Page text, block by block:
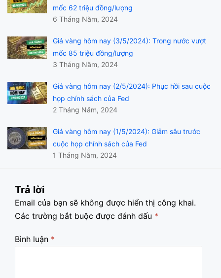
mốc 62 triệu đồng/lượng
6 Tháng Năm, 2024
Giá vàng hôm nay (3/5/2024): Trong nước vượt
mốc 85 triệu đồng/lượng
3 Tháng Năm, 2024
Giá vàng hôm nay (2/5/2024): Phục hồi sau cuộc
họp chính sách của Fed
2 Tháng Năm, 2024
Giá vàng hôm nay (1/5/2024): Giảm sâu trước
cuộc họp chính sách của Fed
1 Tháng Năm, 2024
Trả lời
Email của bạn sẽ không được hiển thị công khai.
Các trường bắt buộc được đánh dấu *
Bình luận *